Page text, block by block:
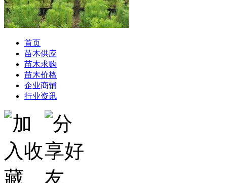
首页
苗木供应
苗木求购
苗木价格
企业商铺
行业资讯